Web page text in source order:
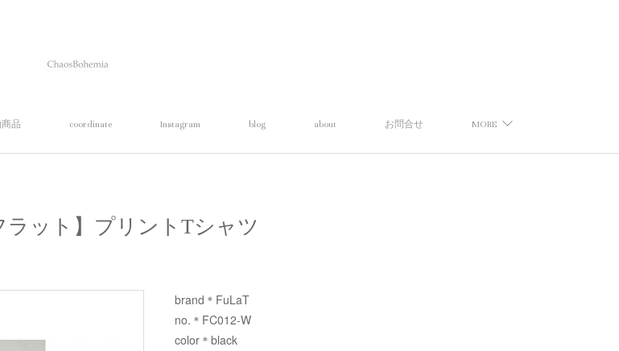
商品 coordinate Instagram blog about お問合せ MORE
ラット】プリントTシャツ
brand＊FuLaT
no.＊FC012-W
color＊black